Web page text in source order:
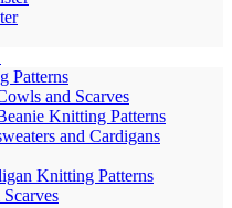
Patterns
and Scarves
Knitting Patterns
and Cardigans
Knitting Patterns